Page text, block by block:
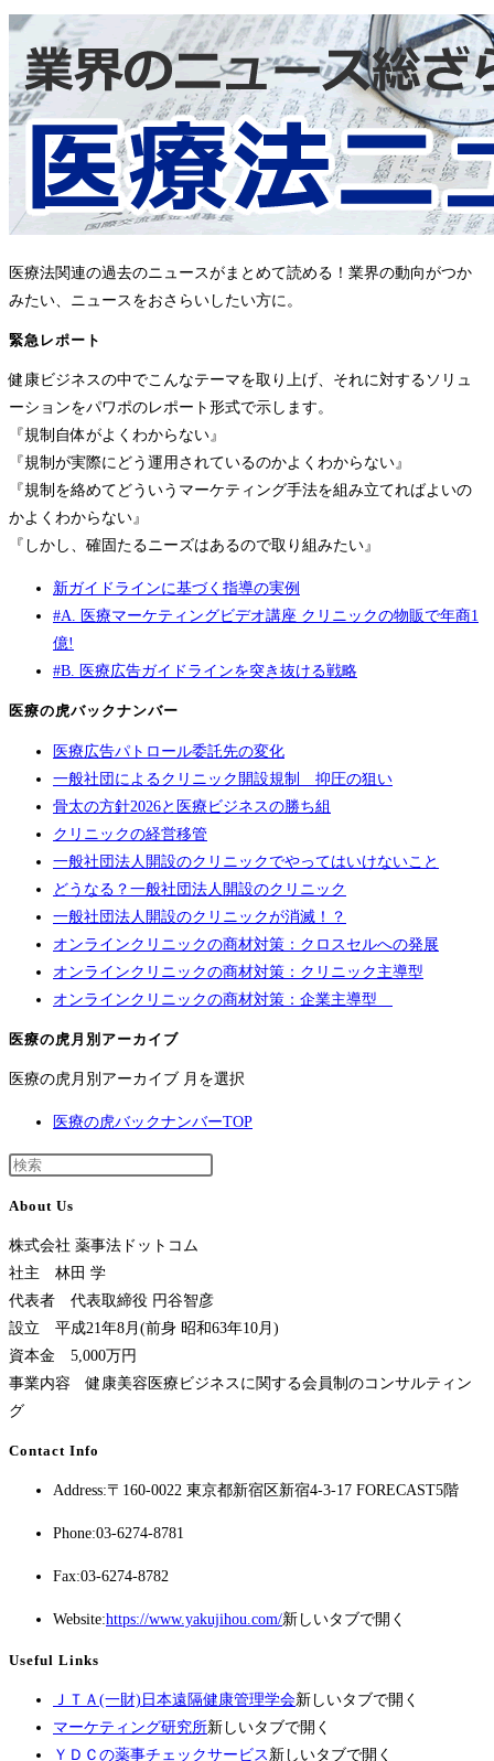
医療法関連の過去のニュースがまとめて読める！業界の動向がつか
みたい、ニュースをおさらいしたい方に。
緊急レポート
健康ビジネスの中でこんなテーマを取り上げ、それに対するソリュ
ーションをパワポのレポート形式で示します。
『規制自体がよくわからない』
『規制が実際にどう運用されているのかよくわからない』
『規制を絡めてどういうマーケティング手法を組み立てればよいの
かよくわからない』
『しかし、確固たるニーズはあるので取り組みたい』
新ガイドラインに基づく指導の実例
#A. 医療マーケティングビデオ講座 クリニックの物販で年商1
億!
#B. 医療広告ガイドラインを突き抜ける戦略
医療の虎バックナンバー
医療広告パトロール委託先の変化
一般社団によるクリニック開設規制 抑圧の狙い
骨太の方針2026と医療ビジネスの勝ち組
クリニックの経営移管
一般社団法人開設のクリニックでやってはいけないこと
どうなる？一般社団法人開設のクリニック
一般社団法人開設のクリニックが消滅！？
オンラインクリニックの商材対策：クロスセルへの発展
オンラインクリニックの商材対策：クリニック主導型
オンラインクリニックの商材対策：企業主導型
医療の虎月別アーカイブ
医療の虎月別アーカイブ 月を選択
医療の虎バックナンバーTOP
About Us
株式会社 薬事法ドットコム
社主 林田 学
代表者 代表取締役 円谷智彦
設立 平成21年8月(前身 昭和63年10月)
資本金 5,000万円
事業内容 健康美容医療ビジネスに関する会員制のコンサルティン
グ
Contact Info
Address:〒160-0022 東京都新宿区新宿4-3-17 FORECAST5階
Phone:03-6274-8781
Fax:03-6274-8782
Website:https://www.yakujihou.com/新しいタブで開く
Useful Links
ＪＴＡ(一財)日本遠隔健康管理学会新しいタブで開く
マーケティング研究所新しいタブで開く
ＹＤＣの薬事チェックサービス 新しいタブで開く